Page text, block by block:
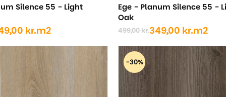
Silence 55 - Light
kr.m2
Ege - Planum Silence 55 -
Oak
499,00kr.
Den
oprindelige
pris
var:
499,00 kr..
349,00 kr.
Den
aktuelle
pris
er:
349,00 kr..
m2
-30%